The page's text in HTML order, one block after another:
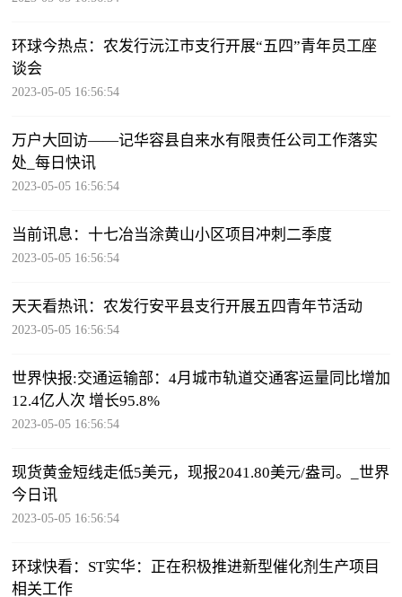
环球今热点：农发行沅江市支行开展“五四”青年员工座
谈会
2023-05-05 16:56:54
万户大回访——记华容县自来水有限责任公司工作落实
处_每日快讯
2023-05-05 16:56:54
当前讯息：十七冶当涂黄山小区项目冲刺二季度
2023-05-05 16:56:54
天天看热讯：农发行安平县支行开展五四青年节活动
2023-05-05 16:56:54
世界快报:交通运输部：4月城市轨道交通客运量同比增加
12.4亿人次 增长95.8%
2023-05-05 16:56:54
现货黄金短线走低5美元，现报2041.80美元/盎司。_世界
今日讯
2023-05-05 16:56:54
环球快看：ST实华：正在积极推进新型催化剂生产项目
相关工作